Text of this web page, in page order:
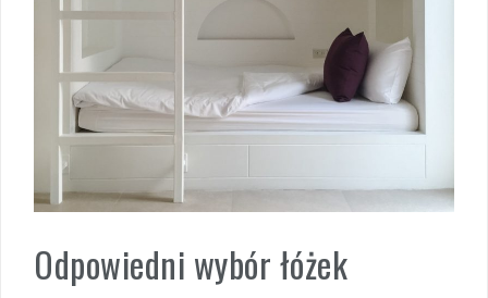
Odpowiedni wybór łóżek